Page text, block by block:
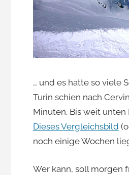
… und es hatte so viele
Turin schien nach
Minuten. Bis weit
Dieses Vergleichsbild
noch einige Wochen
Wer kann, soll morgen